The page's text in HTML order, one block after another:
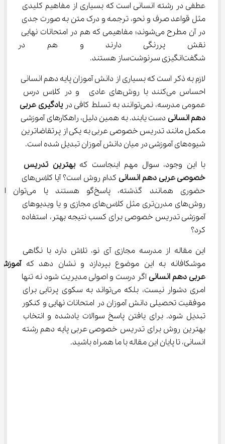
عطفی در رشته انسانی است که بسیاری از مفاهیم کلیدی
مثل قواعد صرف و نحو، ترجمه و درک متن به صورت جدی
در آن مطرح می‌شوند؛ مفاهیمی که هم در امتحانات نهایی
نقش پررنگی دارند و هم در
شگفت‌انگیزی سرنوشت‌ساز هستند.
لازم به ذکر است که بسیاری از دانش ‌آموزان پایه دهم انسانی
احساس می‌کنند با روش‌های عادی  و در کلاس درس
عمومی مدرسه، نمی‌توانند به تسلط کافی در
یادگیری عربی
دهم انسانی دست یابند. به همین دلیل، راهکارهای آموزشی
مکمل مانند تدریس خصوصی عربی به یکی از پرتقاضاترین
شیوه‌های آموزشی در میان دانش آموزان تبدیل شده است.
با این وجود، سوال مهم اینجاست که بهترین تدریس
خصوصی عربی دهم انسانی
کدام روش است؟ آیا کلاس‌های
حضوری همانند گذشته، پاسخ‌گو هستند یا می‌توان از
روش‌های مدرن‌تری مثل کلاس‌های مجازی و یا ویدیوهای
آموزشی تدریس خصوصی برای کسب نتیجه بهتر، استفاده
کرد؟
این مقاله از مدرسه مجازی آی نو، تلاش دارد با نگاهی
موشکافانه به این موضوع بپردازد و نشان دهد که
عربی دهم انسانی
اگر درست و اصولی مدیریت شود نه‌ تنها
امری دشوار نیست، بلکه می‌تواند به سکوی پرتابی برای
موفقیت تحصیلی دانش آموزان در امتحانات نهایی و کنکور
تبدیل شود. برای یافتن پاسخ سوالات یادشده و انتخاب
بهترین روش برای تدریس خصوصی عربی پایه دهم رشته
انسانی، تا پایان این مقاله با ما همراه باشید.